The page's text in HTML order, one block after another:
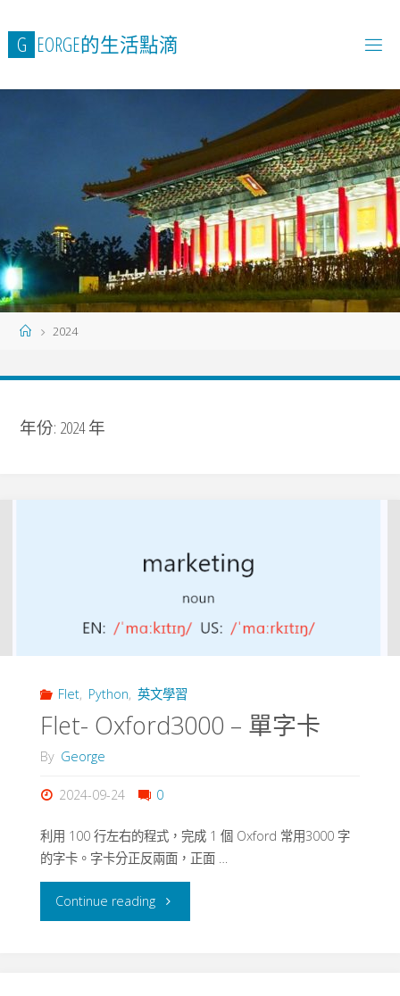
to
content
G EORGE的生活點滴
Home2024
年份: 2024 年
Flet, Python, 英文學習
Flet- Oxford3000 – 單字卡
By George
2024-09-24 0
利用 100 行左右的程式，完成 1 個 Oxford 常用3000 字
的字卡。字卡分正反兩面，正面 …
Continue reading"Flet-